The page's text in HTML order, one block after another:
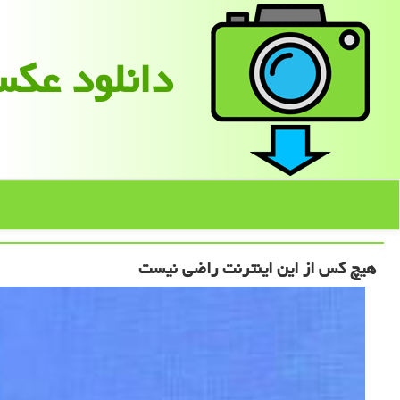
دانلود
هیچ کس از این اینترنت راضی نیست